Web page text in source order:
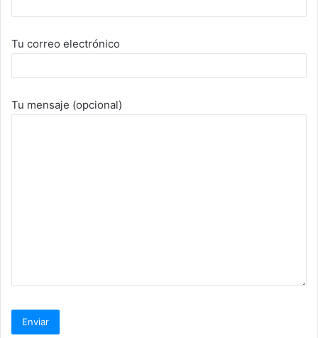
Tu correo electrónico
Tu mensaje (opcional)